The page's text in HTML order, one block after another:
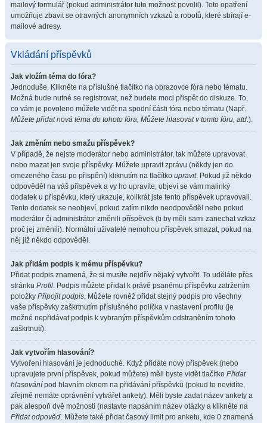
mailový formulář (pokud administrátor tuto možnost povolil). Toto opatření
umožňuje zbavit se otravných anonymních vzkazů a robotů, které sbírají e-
mailové adresy.
Vkládání příspěvků
Jak vložím téma do fóra?
Jednoduše. Klikněte na příslušné tlačítko na obrazovce fóra nebo tématu.
Možná bude nutné se registrovat, než budete moci přispět do diskuze. To,
co vám je povoleno můžete vidět na spodní části fóra nebo tématu (Např.
Můžete přidat nová téma do tohoto fóra, Můžete hlasovat v tomto fóru, atd.).
Jak změním nebo smažu příspěvek?
V případě, že nejste moderátor nebo administrátor, tak můžete upravovat
nebo mazat jen svoje příspěvky. Můžete upravit zprávu (někdy jen do
omezeného času po přispění) kliknutím na tlačítko upravit. Pokud již někdo
odpověděl na váš příspěvek a vy ho upravíte, objeví se vám malinký
dodatek u příspěvku, který ukazuje, kolikrát jste tento příspěvek upravovali.
Tento dodatek se neobjeví, pokud zatím nikdo neodpověděl nebo pokud
moderátor či administrátor změnili příspěvek (ti by měli sami zanechat vzkaz
proč jej změnili). Normální uživatelé nemohou příspěvek smazat, pokud na
něj již někdo odpověděl.
Jak přidám podpis k mému příspěvku?
Přidat podpis znamená, že si musíte nejdřív nějaký vytvořit. To uděláte přes
stránku Profil. Podpis můžete přidat k právě psanému příspěvku zatržením
položky Připojit podpis. Můžete rovněž přidat stejný podpis pro všechny
vaše příspěvky zaškrtnutím příslušného políčka v nastavení profilu (je
možné nepřidávat podpis k vybraným příspěvkům odstraněním tohoto
zaškrtnutí).
Jak vytvořím hlasování?
Vytvoření hlasování je jednoduché. Když přidáte nový příspěvek (nebo
upravujete první příspěvek, pokud můžete) měli byste vidět tlačítko Přidat
hlasování pod hlavním oknem na přidávání příspěvků (pokud to nevidíte,
zřejmě nemáte oprávnění vytvářet ankety). Měli byste zadat název ankety a
pak alespoň dvě možnosti (nastavte napsáním název otázky a klikněte na
Přidat odpověď. Můžete také přidat časový limit pro anketu, kde 0 znamená